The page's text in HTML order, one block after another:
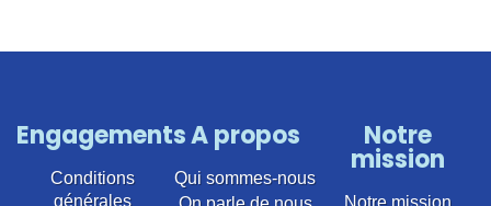
Engagements
Conditions
générales
A propos
Qui sommes-nous
Notre
mission